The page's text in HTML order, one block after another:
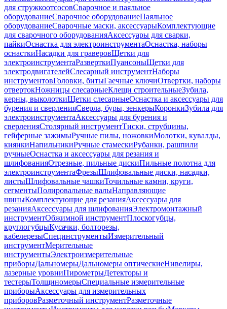
для стружкоотсосовСварочное и паяльное
оборудованиеСварочное оборудованиеПаяльное
оборудованиеСварочные маски, аксессуарыКомплектующие
для сварочного оборудованияАксессуары для сварки,
пайкиОснастка для электроинструментаОснастка, наборы
оснасткиНасадки для граверовЩетки для
электроинструментаРазверткиПуансоныЩетки для
электродвигателейСлесарный инструментНаборы
инструментовГоловки, битыГаечные ключиОтвертки, наборы
отвертокНожницы слесарныеКлещи строительныеЗубила,
керны, выколоткиЩетки слесарныеОснастка и аксессуары для
бурения и сверленияСверла, буры, зенкерыКоронкиЗубила для
электроинструментаАксессуары для бурения и
сверленияСтолярный инструментТиски, струбцины,
гейферные зажимыРучные пилы, ножовкиМолотки, кувалды,
киянкиНапильникиРучные стамескиРубанки, рашпили
ручныеОснастка и аксессуары для резания и
шлифованияОтрезные, пильные дискиПильные полотна для
электроинструментаФрезыШлифовальные диски, насадки,
листыШлифовальные чашкиТочильные камни, круги,
сегментыПолировальные валыНаправляющие
шиныКомплектующие для резанияАксессуары для
резанияАксессуары для шлифованияЭлектромонтажный
инструментОбжимной инструментПлоскогубцы,
круглогубцыКусачки, болторезы,
кабелерезыСпецинструментыИзмерительный
инструментМерительные
инструментыЭлектроизмерительные
приборыДальномерыДальномеры оптическиеНивелиры,
лазерные уровниПирометрыДетекторы и
тестерыТолщиномерыСпециальные измерительные
приборыАксессуары для измерительных
приборовРазметочный инструментРазметочные